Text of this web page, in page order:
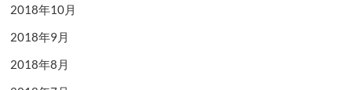
2018年10月
2018年9月
2018年8月